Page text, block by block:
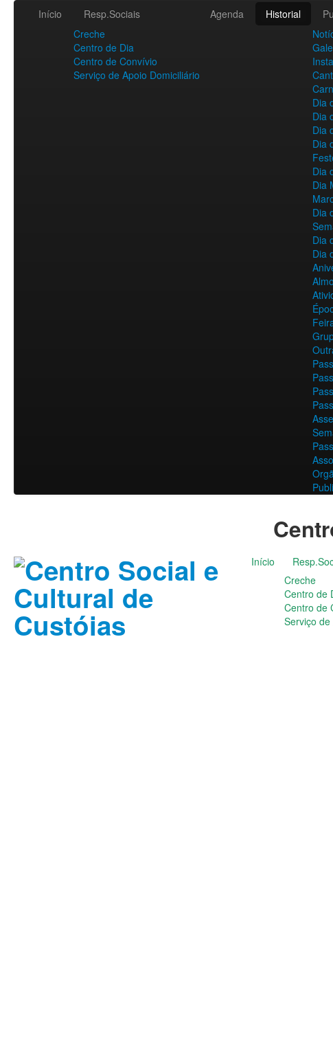
Início
Resp.Sociais
Creche
Centro de Dia
Centro de Convívio
Serviço de Apoio Domiciliário
Agenda Historial
Dia
Dia
Dia
Dia
Dia
Dia
Dia
Dia
Dia
Início
Creche
Centro de
Centro de
Serviço